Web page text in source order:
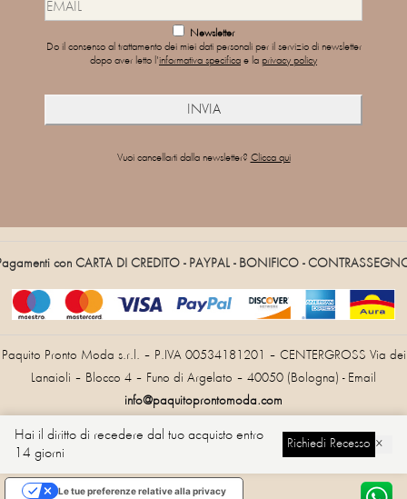
Newsletter
Do il consenso al trattamento dei miei dati personali per il servizio di newsletter
dopo aver letto l'informativa specifica e la privacy policy
Vuoi cancellarti dalla newsletter? Clicca qui
con CARTA DI CREDITO - PAYPAL - BONIFICO -
Paquito Pronto Moda s.r.l. – P.IVA 00534181201 – CENTERGROSS Via dei
Lanaioli – Blocco 4 – Funo di Argelato – 40050 (Bologna) - Email
info@paquitoprontomoda.com
Hai il diritto di recedere dal tuo acquisto entro
14 giorni
Richiedi Recesso ×
Le tue preferenze relative alla privacy